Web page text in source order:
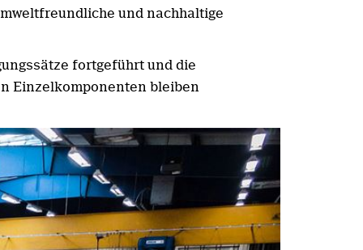
und nachhaltige
fortgeführt und die
Einzelkomponenten bleiben